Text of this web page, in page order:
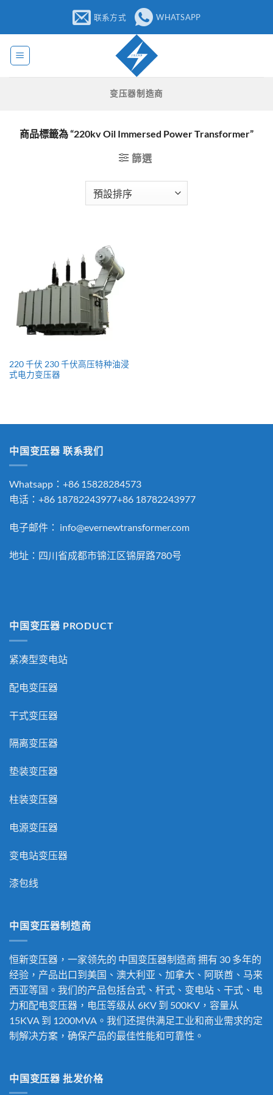
内
联系方式 WHATSAPP
变压器制造商
商品標籤為 “220kv Oil Immersed Power Transformer”
篩選
220 千伏 230 千伏高压特种油浸
式电力变压器
中国变压器 联系我们
Whatsapp：+86 15828284573
电话：+86 18782243977+86 18782243977
电子邮件： info@evernewtransformer.com
地址：四川省成都市锦江区锦屏路780号
中国变压器 PRODUCT
紧凑型变电站
配电变压器
干式变压器
隔离变压器
垫装变压器
柱装变压器
电源变压器
变电站变压器
漆包线
中国变压器制造商
恒新变压器，一家领先的 中国变压器制造商 拥有 30 多年的
经验，产品出口到美国、澳大利亚、加拿大、阿联酋、马来
西亚等国。我们的产品包括台式、杆式、变电站、干式、电
力和配电变压器，电压等级从 6KV 到 500KV，容量从
15KVA 到 1200MVA。我们还提供满足工业和商业需求的定
制解决方案，确保产品的最佳性能和可靠性。
中国变压器 批发价格